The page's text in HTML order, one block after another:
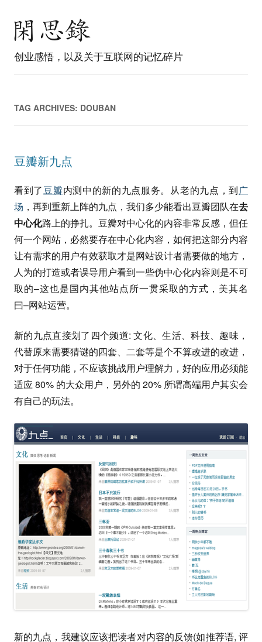
创业感悟，以及关于互联网的记忆碎片
TAG ARCHIVES: DOUBAN
豆瓣新九点
看到了豆瓣内测中的新的九点服务。从老的九点，到广
场 ，再到重新上阵的九点，我们多少能看出豆瓣团队在去
中心化路上的挣扎。豆瓣对中心化的内容非常反感，但任
何一个网站，必然要存在中心化内容，如何把这部分内容
让有需求的用户有效获取才是网站设计者需要做的地方，
人为的打造或者误导用户看到一些伪中心化内容则是不可
取的–这也是国内其他站点所一贯采取的方式，美其名
曰–网站运营。
新的九点直接划了四个频道: 文化、生活、科技、趣味，
代替原来需要猜谜的四套、二套等是个不算改进的改进，
对于任何功能，不应该挑战用户理解力，好的应用必须能
适应 80% 的大众用户，另外的 20% 所谓高端用户其实会
有自己的玩法。
新的九点，我建议应该把读者对内容的反馈(如推荐语, 评